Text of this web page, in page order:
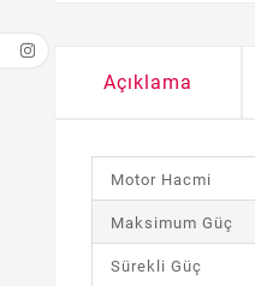
Açıklama
Motor Hacmi
Maksimum Güç
Sürekli Güç